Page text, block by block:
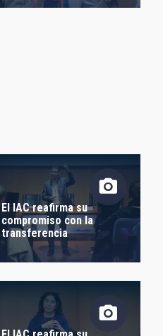
El IAC reafirma su
compromiso con la
transferencia